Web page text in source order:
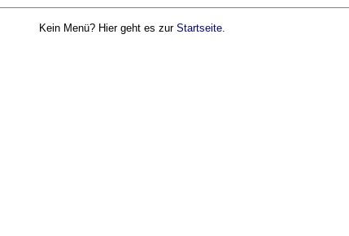
Kein Menü? Hier geht es zur Startseite.